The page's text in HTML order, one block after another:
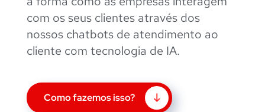
com os seus clientes através dos
nossos chatbots de atendimento ao
cliente com tecnologia de IA.
Como fazemos isso?